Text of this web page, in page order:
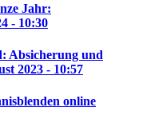
Jahr:
- 10:30
Absicherung und
2023 - 10:57
online